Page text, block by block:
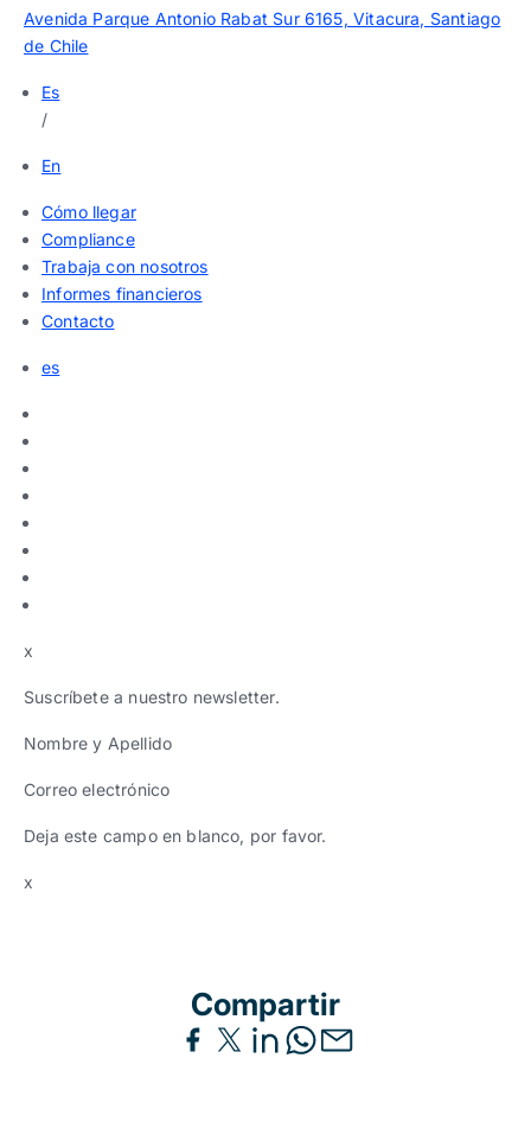
Avenida Parque Antonio Rabat Sur 6165, Vitacura, Santiago
de Chile
Es
/
En
Cómo llegar
Compliance
Trabaja con nosotros
Informes financieros
Contacto
es
x
Suscríbete a nuestro newsletter.
Nombre y Apellido
Correo electrónico
Deja este campo en blanco, por favor.
x
Compartir